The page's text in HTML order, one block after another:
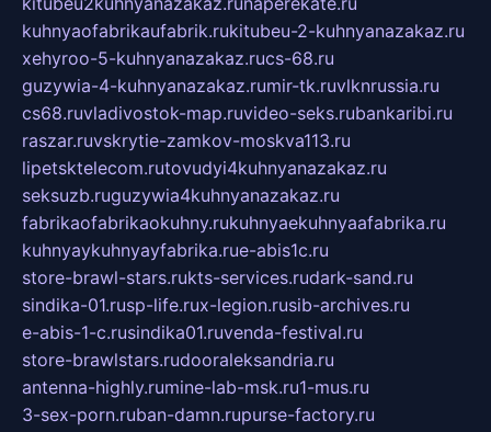
kuhnyaofabrikaufabrik.rukitubeu-2-kuhnyanazakaz.ru
xehyroo-5-kuhnyanazakaz.rucs-68.ru
guzywia-4-kuhnyanazakaz.rumir-tk.ruvlknrussia.ru
cs68.ruvladivostok-map.ruvideo-seks.rubankaribi.ru
raszar.ruvskrytie-zamkov-moskva113.ru
lipetsktelecom.rutovudyi4kuhnyanazakaz.ru
seksuzb.ruguzywia4kuhnyanazakaz.ru
fabrikaofabrikaokuhny.rukuhnyaekuhnyaafabrika.ru
kuhnyaykuhnyayfabrika.rue-abis1c.ru
store-brawl-stars.rukts-services.rudark-sand.ru
sindika-01.rusp-life.rux-legion.rusib-archives.ru
e-abis-1-c.rusindika01.ruvenda-festival.ru
store-brawlstars.rudooraleksandria.ru
antenna-highly.rumine-lab-msk.ru1-mus.ru
3-sex-porn.ruban-damn.rupurse-factory.ru